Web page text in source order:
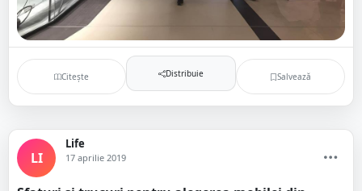
Citește Distribuie Salvează
LI
Life
17 aprilie 2019